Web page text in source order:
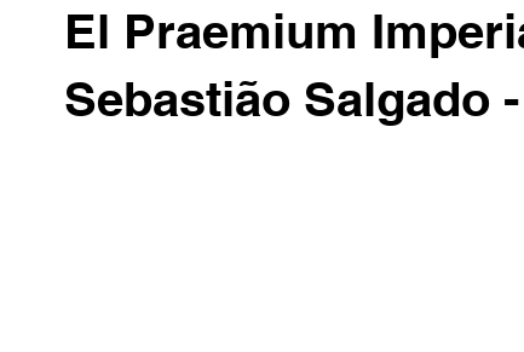
Libros de Arte Feria de Arte Galerías Bienal de
El Praemium
Sebastião Salgado